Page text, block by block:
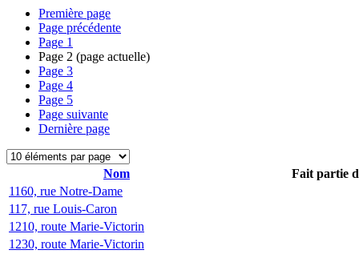
Première page
Page précédente
Page 1
Page 2 (page actuelle)
Page 3
Page 4
Page 5
Page suivante
Dernière page
Nom
Fait partie
1160, rue Notre-Dame
117, rue Louis-Caron
1210, route Marie-Victorin
1230, route Marie-Victorin